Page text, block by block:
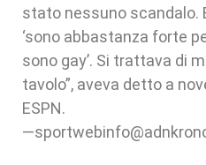
stato nessuno scandalo.
‘sono abbastanza forte
sono gay’. Si trattava di
tavolo”, aveva detto a
ESPN.